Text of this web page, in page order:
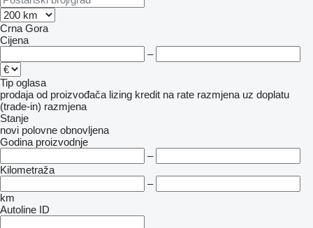
Crna Gora
Cijena
–
Tip oglasa
prodaja od proizvođača lizing kredit na rate razmjena uz doplatu
(trade-in) razmjena
Stanje
novi polovne obnovljena
Godina proizvodnje
–
Kilometraža
–
km
Autoline ID